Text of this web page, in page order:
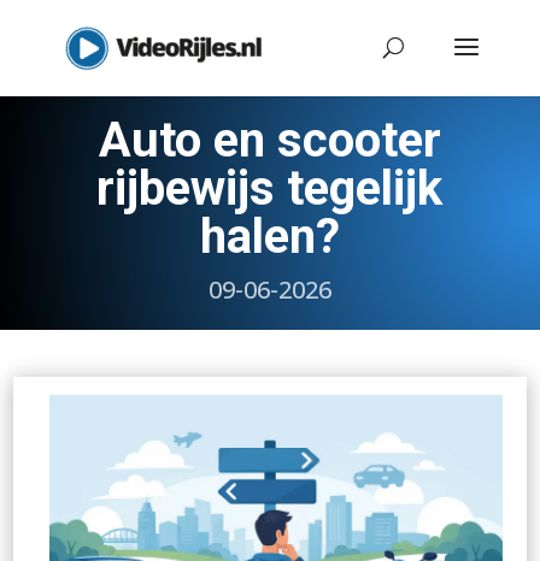
Auto en scooter
rijbewijs tegelijk
halen?
09-06-2026